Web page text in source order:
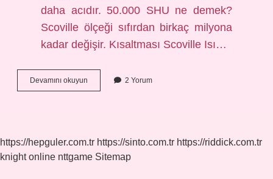
daha acıdır. 50.000 SHU ne demek?
Scoville ölçeği sıfırdan birkaç milyona
kadar değişir. Kısaltması Scoville Isı…
Devamını okuyun Dünyanın
En
Acıtır
2 Yorum
https://hepguler.com.tr https://sinto.com.tr https://riddick.com.tr
knight online nttgame Sitemap